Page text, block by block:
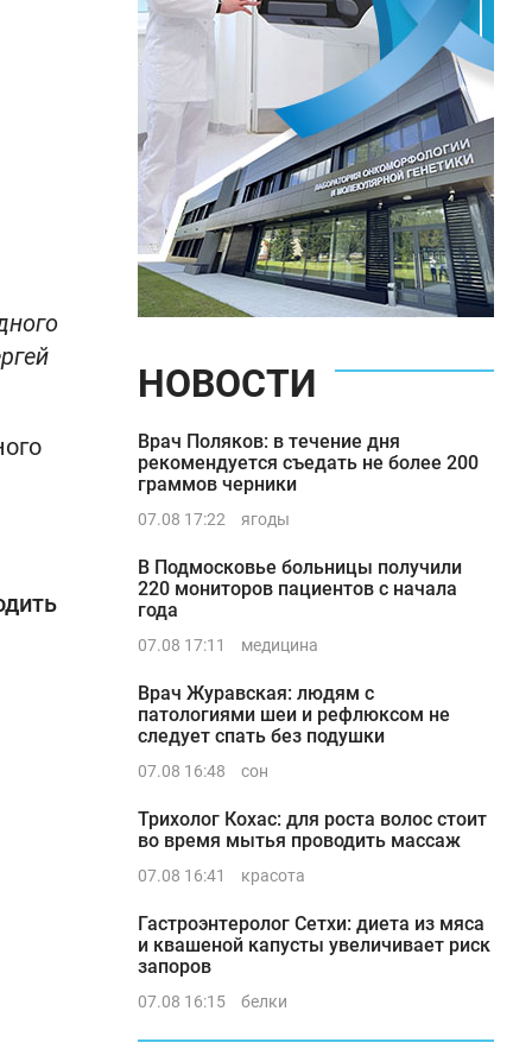
НОВОСТИ
Врач Поляков: в течение дня
рекомендуется съедать не более 200
граммов черники
07.08 17:22 ягоды
В Подмосковье больницы получили
220 мониторов пациентов с начала
года
07.08 17:11 медицина
Врач Журавская: людям с
патологиями шеи и рефлюксом не
следует спать без подушки
07.08 16:48 сон
Трихолог Кохас: для роста волос стоит
во время мытья проводить массаж
07.08 16:41 красота
Гастроэнтеролог Сетхи: диета из мяса
и квашеной капусты увеличивает риск
запоров
07.08 16:15 белки